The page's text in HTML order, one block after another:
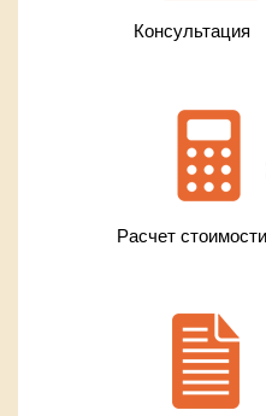
Консультация
Расчет стоимости